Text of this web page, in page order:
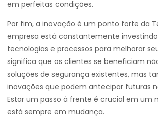
em perfeitas condições.
Por fim, a inovação é um ponto forte da
empresa está constantemente
tecnologias e processos para melhorar
significa que os clientes se beneficiam
soluções de segurança existentes, mas
inovações que podem antecipar futuras
Estar um passo à frente é crucial em um
está sempre em mudança.